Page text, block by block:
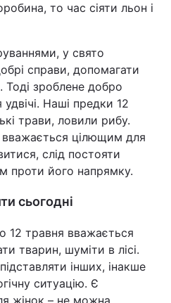
то час сіяти льон і
у свято
справи, допомагати
зроблене добро
Наші предки 12
трави, ловили рибу.
цілющим для
слід постояти
проти його напрямку.
сьогодні
12 травня вважається
тварин, шуміти в лісі.
інших, інакше
ситуацію. Є
жінок – не можна